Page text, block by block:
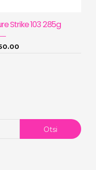
Strike 103 285g
Otsi